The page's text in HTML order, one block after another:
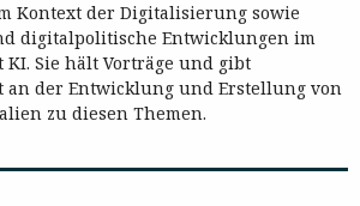
Kontext der Digitalisierung sowie
digitalpolitische Entwicklungen im
KI. Sie hält Vorträge und gibt
an der Entwicklung und Erstellung von
zu diesen Themen.